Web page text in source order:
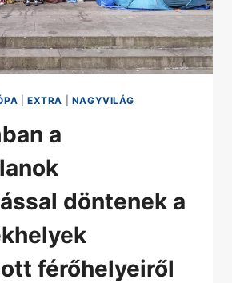
EXTRA NAGYVILÁG
a
döntenek a
férőhelyeiről